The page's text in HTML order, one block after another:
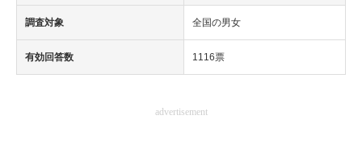
調査対象 全国の男女
有効回答数 1116票
advertisement